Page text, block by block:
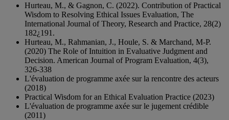
Hurteau, M., & Gagnon, C. (2022). Contribution of Practical
Wisdom to Resolving Ethical Issues Evaluation, The
International Journal of Theory, Research and Practice, 28(2)
182¿191.
Hurteau, M., Rahmanian, J., Houle, S. & Marchand, M-P.
(2020) The Role of Intuition in Evaluative Judgment and
Decision. American Journal of Program Evaluation, 4(3),
326-338
L'évaluation de programme axée sur la rencontre des acteurs
(2018)
Practical Wisdom for an Ethical Evaluation Practice (2023)
L'évaluation de programme axée sur le jugement crédible
(2011)